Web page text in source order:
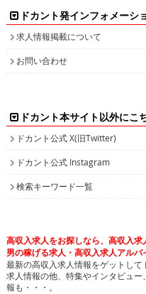
ドカント発インフォメーシ
求人情報掲載について
お問い合わせ
ドカント本サイト以外にこ
ドカント公式 X(旧Twitter)
ドカント公式 Instagram
検索キーワード一覧
高収入求人をお探しなら、高収入求
男の稼げる求人・高収入求人アル
最新の高収入求人情報をゲットして
求人情報の他、特集やインタビュ
報も・・・。